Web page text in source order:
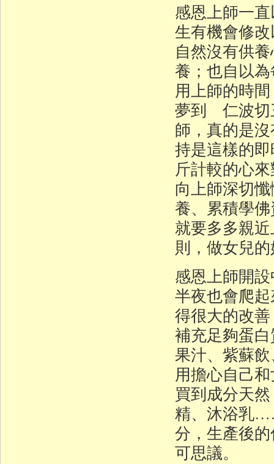
感恩上師一
生有機會修
自然沒有供
養；也自以
用上師的時
夢到 仁波切
師，真的是
持是這樣的
斤計較的心
向上師深切
養、累積學
就要多多親
則，做女兒
感恩上師開
半夜也會爬
得很大的改
補充足夠蛋
果汁、紫蘇
用擔心自己
買到成分天
精、沐浴乳
分，生產後
可思議。